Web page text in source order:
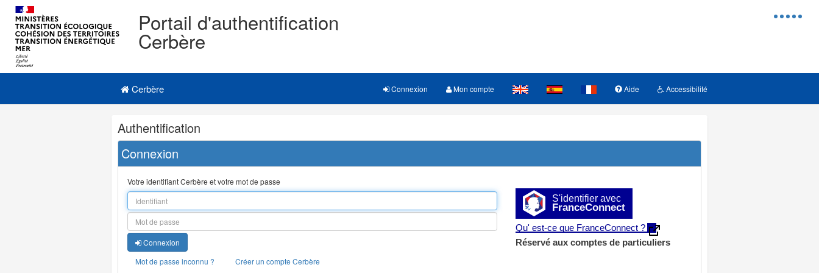
Menu
Portail d'authentification
Cerbère
Navigation
Menu principal
Cerbère Connexion Mon compte Aide Accessibilité
Navigation
et
outils
annexes
Authentification
Connexion
S'identifier avec
FranceConnect
Qu' est-ce que FranceConnect ?
Réservé aux comptes de particuliers
Votre identifiant Cerbère et votre mot de passe
Connexion
Mot de passe inconnu ?
Créer un compte Cerbère